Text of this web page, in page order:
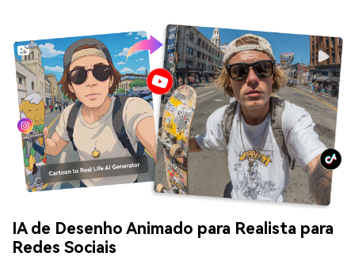
IA de Desenho Animado para Realista para
Redes Sociais